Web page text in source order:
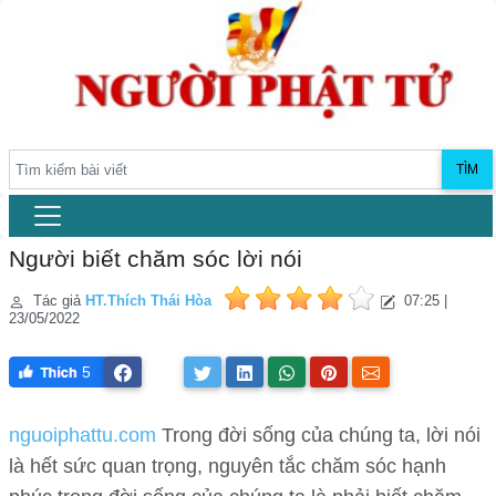
TÌM
Người biết chăm sóc lời nói
Tác giả HT.Thích Thái Hòa
07:25 |
23/05/2022
5
nguoiphattu.com Trong đời sống của chúng ta, lời nói
là hết sức quan trọng, nguyên tắc chăm sóc hạnh